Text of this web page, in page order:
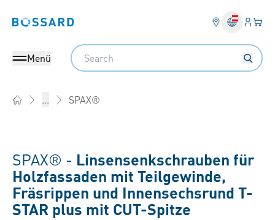
Bossard homepage Ihr
Menü
Search
... SPAX®
SPAX® - Linsensenkschrauben für
Holzfassaden mit Teilgewinde,
Fräsrippen und Innensechsrund T-
STAR plus mit CUT-Spitze